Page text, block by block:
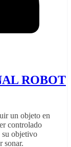
ROBOT
un objeto en
controlado
su objetivo
sonar.